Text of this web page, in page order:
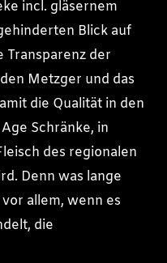
incl. gläsernem
Blick auf
Transparenz der
Metzger und das
die Qualität in den
Schränke, in
des regionalen
Denn was lange
allem, wenn es
die